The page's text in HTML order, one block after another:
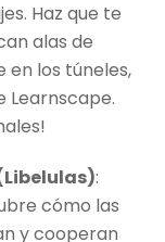
Haz que te
alas de
en los túneles,
Learnscape.
(Libelulas):
cómo las
y cooperan